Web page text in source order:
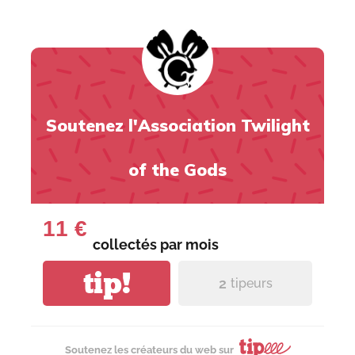
Soutenez l'Association Twilight
of the Gods
11 €
collectés par mois
tip! 2 tipeurs
Soutenez les créateurs du web sur